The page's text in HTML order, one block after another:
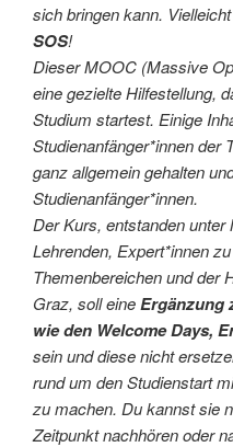
sich bringen kann.
SOS!
Dieser MOOC (Massive
eine gezielte Hilfestellung,
Studium startest. Einige
Studienanfänger*innen der
ganz allgemein gehalten
Studienanfänger*innen.
Der Kurs, entstanden
Lehrenden, Expert*innen
Themenbereichen und der
Graz, soll eineErgänzung
wie den Welcome Days,
sein und diese nicht
rund um den Studienstart
zu machen. Du kannst sie
Zeitpunkt nachhören oder